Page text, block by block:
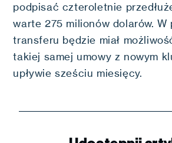
podpisać czteroletnie
warte 275 milionów dolarów. W
transferu będzie miał
takiej samej umowy z nowym
upływie sześciu miesięcy.